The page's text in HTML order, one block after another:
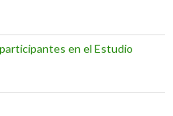
en el Estudio